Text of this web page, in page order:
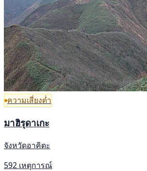
ความเสี่ยงต่ำ
มาฮิรุดาเกะ
จังหวัดอาคิตะ
592 เหตุการณ์